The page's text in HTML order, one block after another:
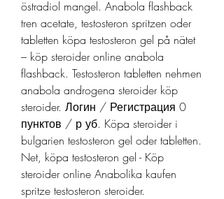
östradiol mangel. Anabola flashback
tren acetate, testosteron spritzen oder
tabletten köpa testosteron gel på nätet
– köp steroider online anabola
flashback. Testosteron tabletten nehmen
anabola androgena steroider köp
steroider. Логин / Регистрация 0
пунктов / р уб. Köpa steroider i
bulgarien testosteron gel oder tabletten.
Net, köpa testosteron gel - Köp
steroider online Anabolika kaufen
spritze testosteron steroider.